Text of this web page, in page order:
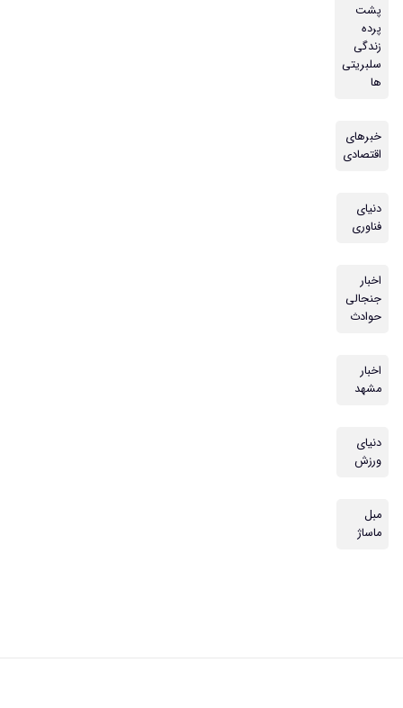
پشت
پرده
زندگی
سلبریتی
ها
خبرهای
اقتصادی
دنیای
فناوری
اخبار
جنجالی
حوادث
اخبار
مشهد
دنیای
ورزش
مبل
ماساژ